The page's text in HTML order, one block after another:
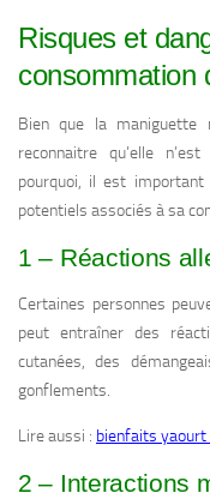
Risques et
consommation
Bien que la
reconnaitre qu’elle
pourquoi, il est
potentiels associés à sa
1 – Réactions
Certaines personnes
peut entraîner des
cutanées, des
gonflements.
Lire aussi : bienfaits
2 – Interactions